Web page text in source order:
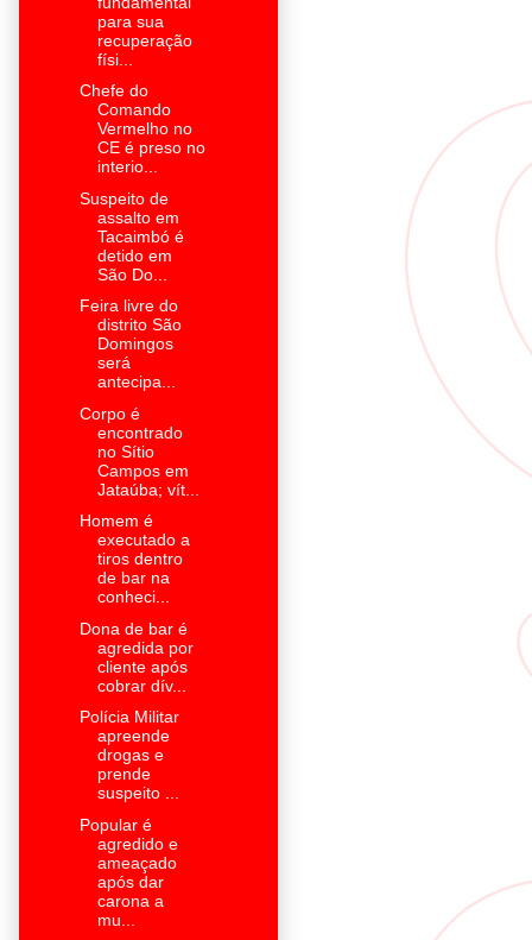
para sua
recuperação
físi...
Chefe do
Comando
Vermelho no
CE é preso no
interio...
Suspeito de
assalto em
Tacaimbó é
detido em
São Do...
Feira livre do
distrito São
Domingos
será
antecipa...
Corpo é
encontrado
no Sítio
Campos em
Jataúba; vít...
Homem é
executado a
tiros dentro
de bar na
conheci...
Dona de bar é
agredida por
cliente após
cobrar dív...
Polícia Militar
apreende
drogas e
prende
suspeito ...
Popular é
agredido e
ameaçado
após dar
carona a
mu...